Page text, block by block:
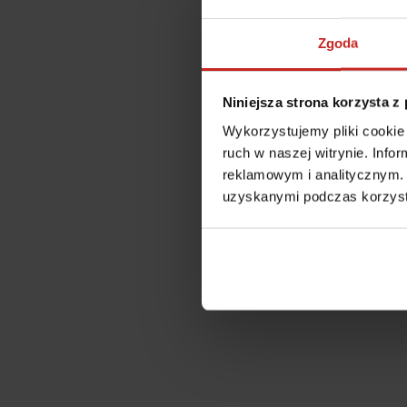
Zgoda
Niniejsza strona korzysta z
Wykorzystujemy pliki
ruch w naszej witrynie.
reklamowym i
uzyskanymi podczas